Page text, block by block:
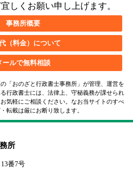
しくお願い申し上げます。
事務所概要
（料金）について
ールで無料相談
「おのざと行政書士事務所」が管理、運営を
行政書士には、法律上、守秘義務が課せられ
気軽にご相談ください。なお当サイトのすべ
転載は厳にお断り致します。
所
番7号